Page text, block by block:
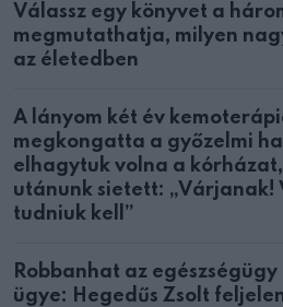
Válassz egy könyvet a
megmutathatja, milyen
az életedben
A lányom két év
megkongatta a győzelmi
elhagytuk volna a
utánunk sietett: „Várjanak!
tudniuk kell”
Robbanhat az
ügye: Hegedűs Zsolt